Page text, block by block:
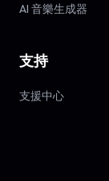
AI 音樂生成器
支持
支援中心